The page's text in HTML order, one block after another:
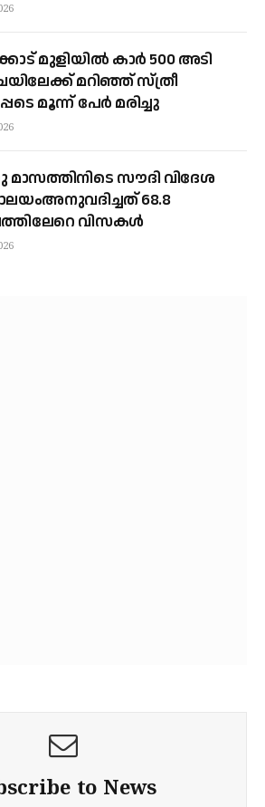
രക്ഷയില്ല;
മുളിയിൽ കാർ 500 അടി
മറിഞ്ഞ് സ്ത്രീ
മൂന്ന് പേർ മരിച്ചു
സൗദി വിദേശ
68.8
വിസകള്‍
to News